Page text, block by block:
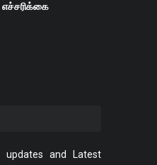
and Latest